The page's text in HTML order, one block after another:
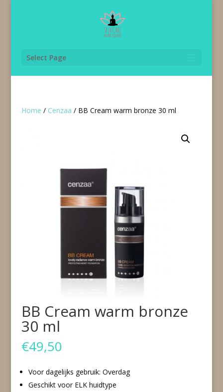
Select Page
Home / Cenzaa / BB Cream warm bronze 30 ml
BB Cream warm bronze
30 ml
€49,50
Voor dagelijks gebruik: Overdag
Geschikt voor ELK huidtype